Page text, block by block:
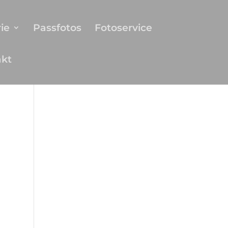
Passfotos Fotoservice